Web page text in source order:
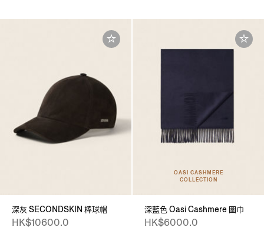
深灰 SECONDSKIN 棒球帽
HK$10600.0
OASI CASHMERE
COLLECTION
深藍色 Oasi Cashmere 圍巾
HK$6000.0